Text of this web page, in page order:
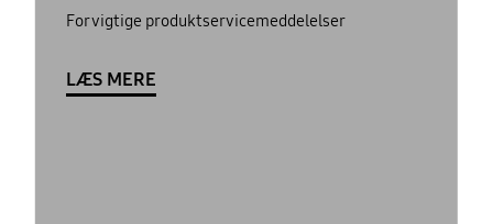
For vigtige produktservicemeddelelser
LÆS MERE